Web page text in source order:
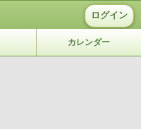
ログイン
カレンダー